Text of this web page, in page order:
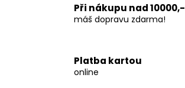
Při nákupu nad 10000,-
máš dopravu zdarma!
Platba kartou
online